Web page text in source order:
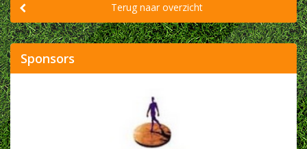
Terug naar overzicht
Sponsors